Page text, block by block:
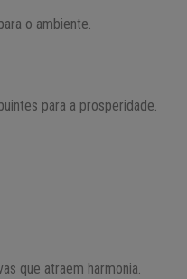
o ambiente.
para a prosperidade.
que atraem harmonia.